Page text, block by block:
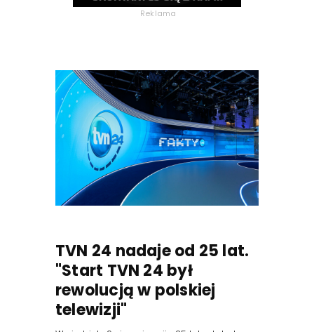
Reklama
TVN 24 nadaje od 25 lat.
"Start TVN 24 był
rewolucją w polskiej
telewizji"